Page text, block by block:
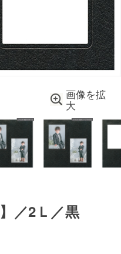
画像を拡
大
／2Ｌ／黒